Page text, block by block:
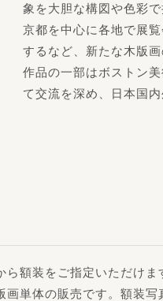
象を大胆な構図や色彩
京都を中心に各地で展
するなど、新たな木版
作品の一部はボストン
て交流を深め、日本国
額装をご指定いただけ
単体の販売です。額装写